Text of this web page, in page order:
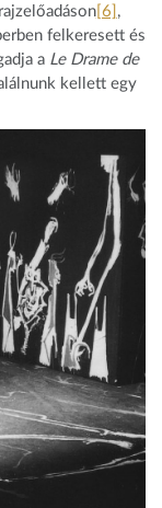
[6] ,
felkeresett és
a Le Drame de
kellett egy